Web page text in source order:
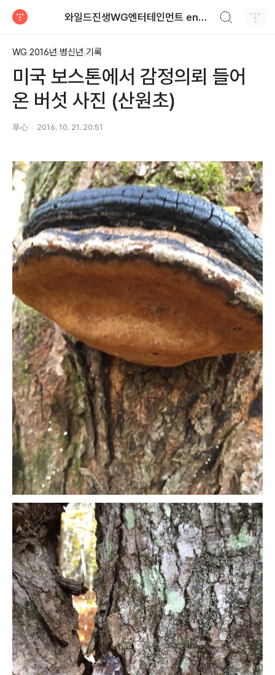
와일드진생WG엔터테인먼트 entertainment
WG 2016년 병신년 기록
미국 보스톤에서 감정의뢰 들어
온 버섯 사진 (산원초)
草心 2016. 10. 21. 20:51